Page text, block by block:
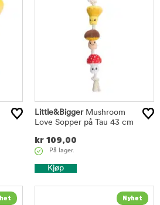
Little&BiggerMushroom
Love Sopper på Tau 43 cm
kr 109,00
På lager.
Kjøp